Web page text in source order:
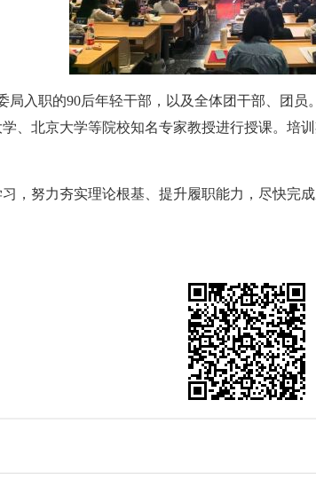
入职的90后年轻干部，以及全体团干部、团员
、北京大学等院校知名专家教授进行授课。培
努力夯实理论根基、提升履职能力，尽快完成